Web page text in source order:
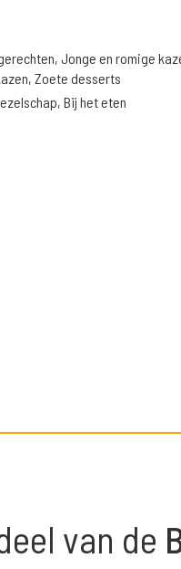
Jonge en romige
Zoete desserts
Bij het eten
van de